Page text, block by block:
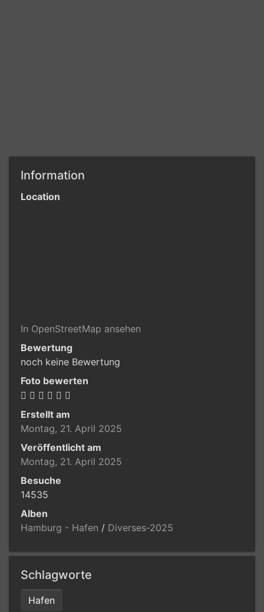
Information
Location
In OpenStreetMap ansehen
Bewertung
noch keine Bewertung
Foto bewerten
Erstellt am
Montag, 21. April 2025
Veröffentlicht am
Montag, 21. April 2025
Besuche
14535
Alben
Hamburg - Hafen / Diverses-2025
Schlagworte
Hafen